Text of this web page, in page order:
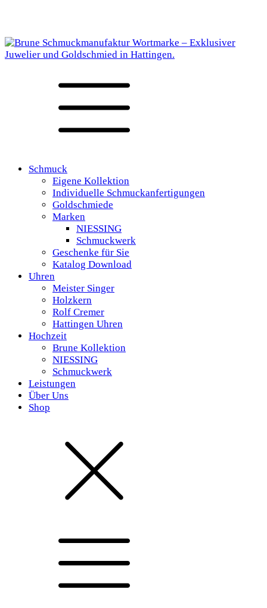
Schmuck
Eigene Kollektion
Individuelle Schmuckanfertigungen
Goldschmiede
Marken
NIESSING
Schmuckwerk
Geschenke für Sie
Katalog Download
Uhren
Meister Singer
Holzkern
Rolf Cremer
Hattingen Uhren
Hochzeit
Brune Kollektion
NIESSING
Schmuckwerk
Leistungen
Über Uns
Shop